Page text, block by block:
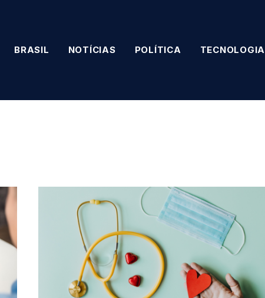
BRASIL NOTÍCIAS POLÍTICA TECNOLOGIA